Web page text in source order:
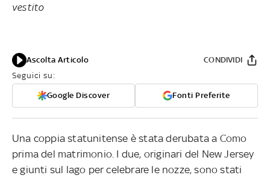
vestito
Ascolta Articolo
Seguici su:
Google Discover Fonti Preferite
CONDIVIDI
Una coppia statunitense è stata derubata a Como
prima del matrimonio. I due, originari del New Jersey
e giunti sul lago per celebrare le nozze, sono stati